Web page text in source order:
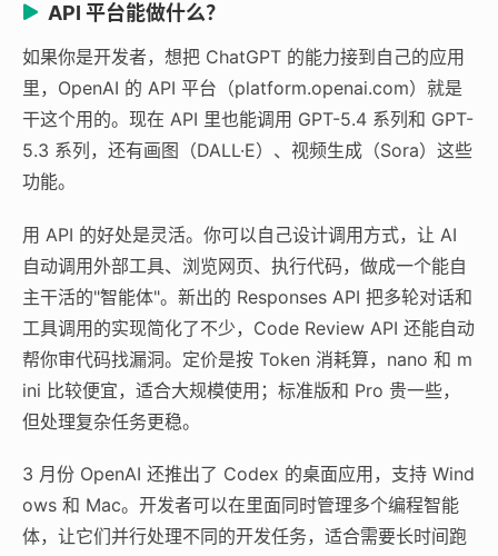
API 平台能做什么？
如果你是开发者，想把 ChatGPT 的能力接到自己的应用
里，OpenAI 的 API 平台（platform.openai.com）就是
干这个用的。现在 API 里也能调用 GPT-5.4 系列和 GPT-
5.3 系列，还有画图（DALL·E）、视频生成（Sora）这些
功能。
用 API 的好处是灵活。你可以自己设计调用方式，让 AI
自动调用外部工具、浏览网页、执行代码，做成一个能自
主干活的"智能体"。新出的 Responses API 把多轮对话和
工具调用的实现简化了不少，Code Review API 还能自动
帮你审代码找漏洞。定价是按 Token 消耗算，nano 和 m
ini 比较便宜，适合大规模使用；标准版和 Pro 贵一些，
但处理复杂任务更稳。
3 月份 OpenAI 还推出了 Codex 的桌面应用，支持 Wind
ows 和 Mac。开发者可以在里面同时管理多个编程智能
体，让它们并行处理不同的开发任务，适合需要长时间跑